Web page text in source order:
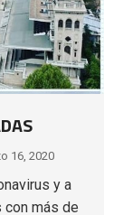
16, 2020
y a
con más de